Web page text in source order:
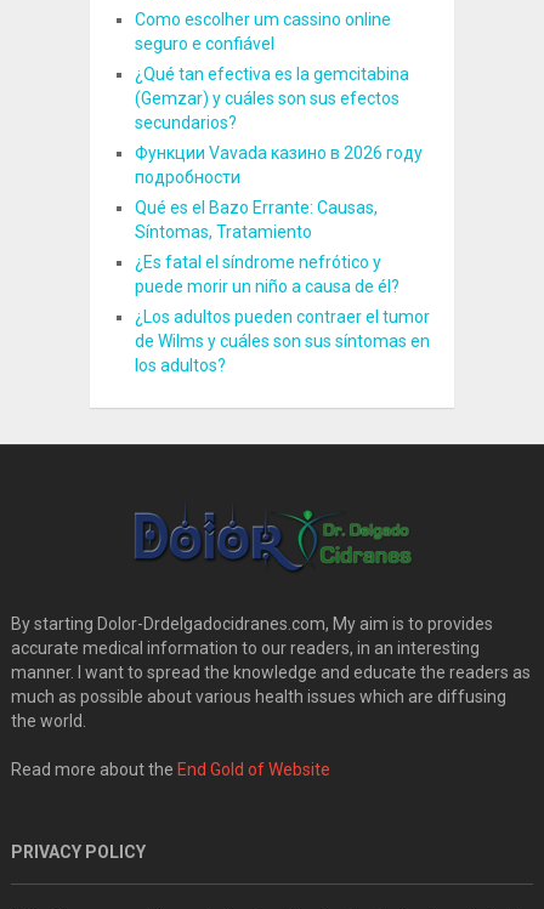
Como escolher um cassino online
seguro e confiável
¿Qué tan efectiva es la gemcitabina
(Gemzar) y cuáles son sus efectos
secundarios?
Функции Vavada казино в 2026 году
подробности
Qué es el Bazo Errante: Causas,
Síntomas, Tratamiento
¿Es fatal el síndrome nefrótico y
puede morir un niño a causa de él?
¿Los adultos pueden contraer el tumor
de Wilms y cuáles son sus síntomas en
los adultos?
By starting Dolor-Drdelgadocidranes.com, My aim is to provides
accurate medical information to our readers, in an interesting
manner. I want to spread the knowledge and educate the readers as
much as possible about various health issues which are diffusing
the world.
Read more about the End Gold of Website
PRIVACY POLICY